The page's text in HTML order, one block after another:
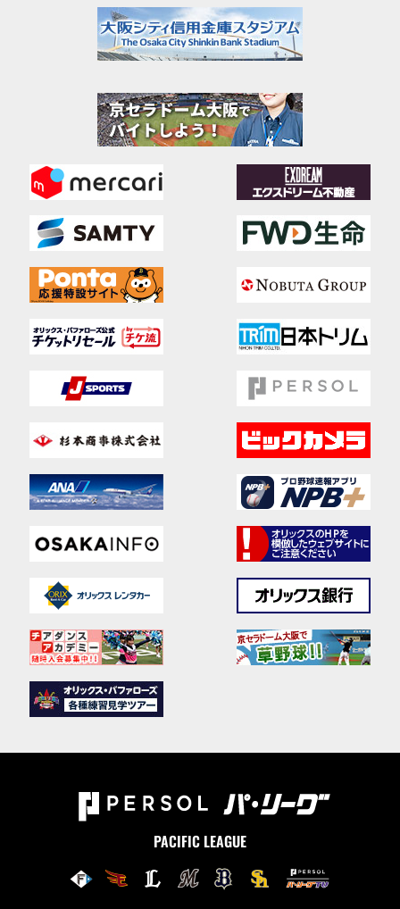
PACIFIC LEAGUE